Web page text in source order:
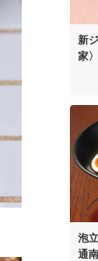
新
家〉
泡
通